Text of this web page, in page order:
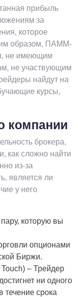
прибыль
за
которое
образом, ПАММ-
не имеющим
не участвующим
найдут на
курсы,
компании
брокера,
как сложно найти
из-за
является ли
у него
которую вы
опционами
Биржи.
– Трейдер
ни одного
течение срока